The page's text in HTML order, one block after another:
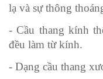
lạ và sự thông
- Cầu thang kính
đều làm từ kính.
- Dạng cầu thang